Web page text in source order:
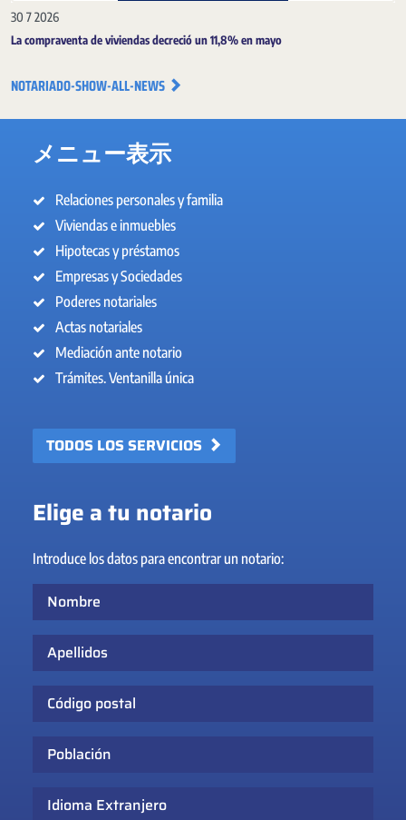
30 7 2026
La compraventa de viviendas decreció un 11,8% en mayo
NOTARIADO-SHOW-ALL-NEWS
メニュー表示
Relaciones personales y familia
Viviendas e inmuebles
Hipotecas y préstamos
Empresas y Sociedades
Poderes notariales
Actas notariales
Mediación ante notario
Trámites. Ventanilla única
TODOS LOS SERVICIOS
Elige a tu notario
Introduce los datos para encontrar un notario:
Apellidos
Código postal
Población
Idioma Extranjero